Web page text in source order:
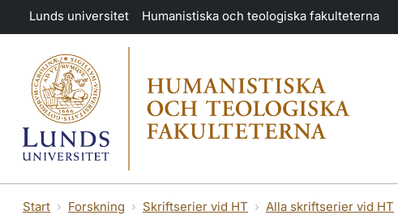
Hoppa till huvudinnehåll
Lunds universitet Humanistiska och teologiska fakulteterna
Start Forskning Skriftserier vid HT Alla skriftserier vid HT